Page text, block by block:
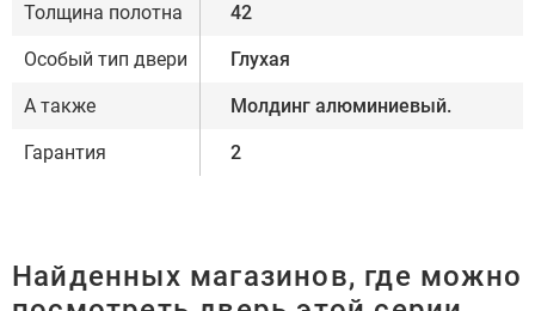
Толщина полотна 42
Особый тип двери Глухая
А также Молдинг алюминиевый.
Гарантия 2
Найденных магазинов, где можно